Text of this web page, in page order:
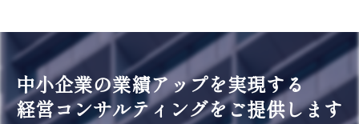
中小企業の業績アップを実現する
経営コンサルティングをご提供します